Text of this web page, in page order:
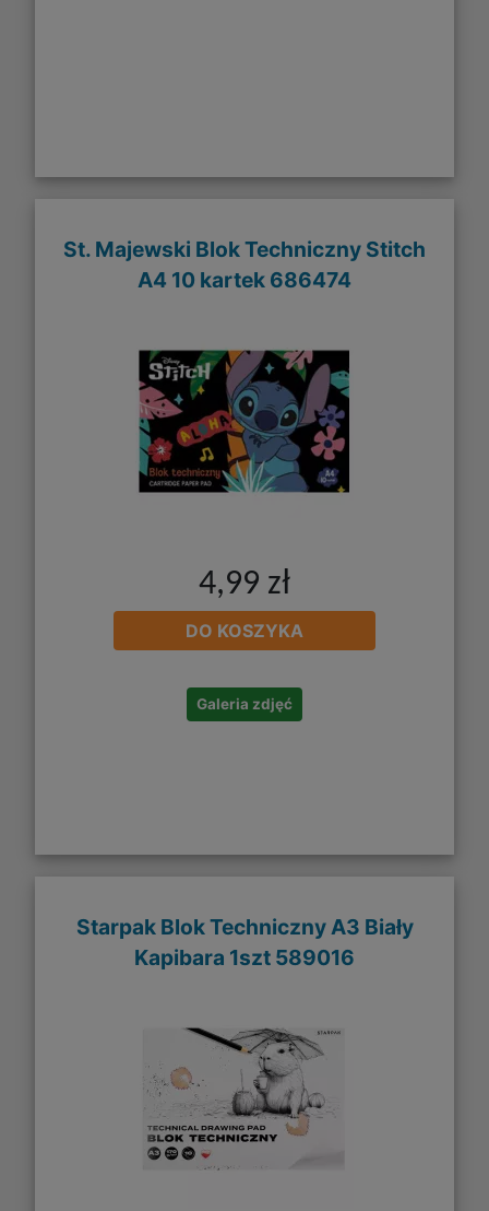
St. Majewski Blok Techniczny Stitch
A4 10 kartek 686474
4,99 zł
DO KOSZYKA
Galeria zdjęć
Starpak Blok Techniczny A3 Biały
Kapibara 1szt 589016